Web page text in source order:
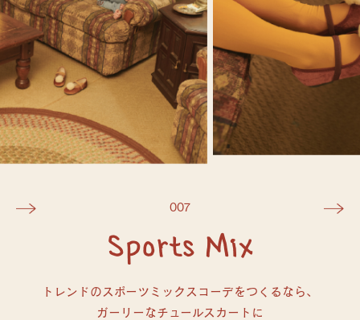
007
Sports Mix
トレンドのスポーツミックスコーデをつくるなら、
ガーリーなチュールスカートに